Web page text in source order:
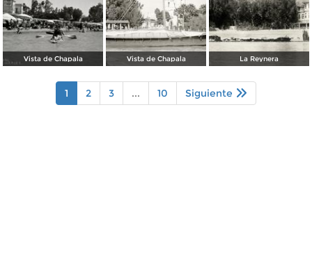
Vista de Chapala Vista de Chapala La Reynera
1 2 3 ... 10 Siguiente